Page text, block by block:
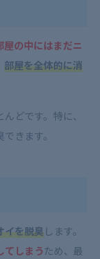
屋の中にはまだニ
部屋を全体的に消
どです。特に、
きます。
イを脱臭します。
てしまうため、最